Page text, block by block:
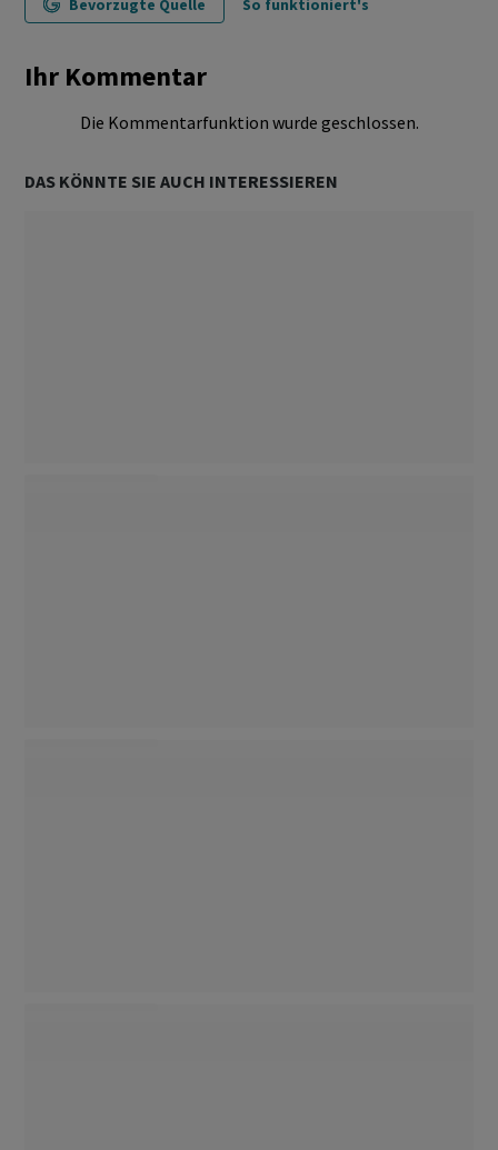
Bevorzugte Quelle So funktioniert's
Ihr Kommentar
Die Kommentarfunktion wurde geschlossen.
DAS KÖNNTE SIE AUCH INTERESSIEREN